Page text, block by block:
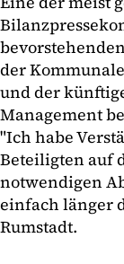
der
und der
Management
"Ich habe
Beteiligten auf
notwendigen
einfach länger
Rumstadt.